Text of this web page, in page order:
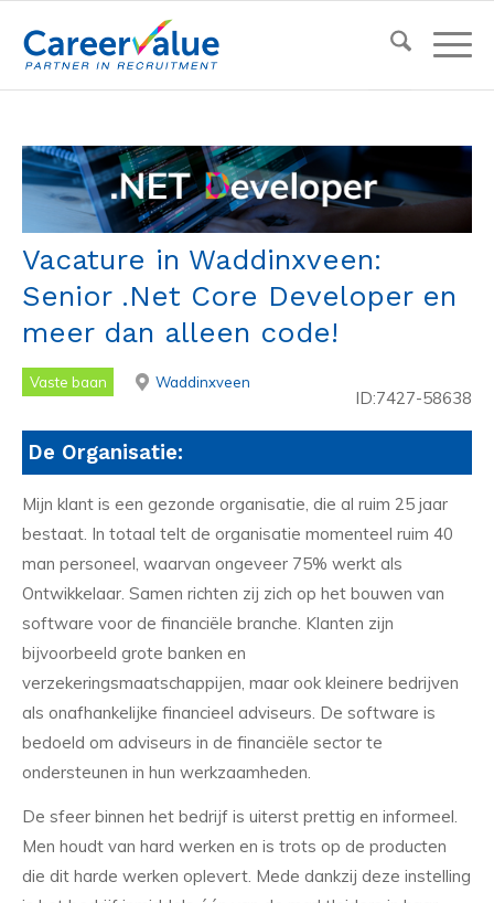
Vacature in Waddinxveen:
Senior .Net Core Developer en
meer dan alleen code!
Vaste baan Waddinxveen
ID:7427-58638
De Organisatie:
Mijn klant is een gezonde organisatie, die al ruim 25 jaar
bestaat. In totaal telt de organisatie momenteel ruim 40
man personeel, waarvan ongeveer 75% werkt als
Ontwikkelaar. Samen richten zij zich op het bouwen van
software voor de financiële branche. Klanten zijn
bijvoorbeeld grote banken en
verzekeringsmaatschappijen, maar ook kleinere bedrijven
als onafhankelijke financieel adviseurs. De software is
bedoeld om adviseurs in de financiële sector te
ondersteunen in hun werkzaamheden.
De sfeer binnen het bedrijf is uiterst prettig en informeel.
Men houdt van hard werken en is trots op de producten
die dit harde werken oplevert. Mede dankzij deze instelling